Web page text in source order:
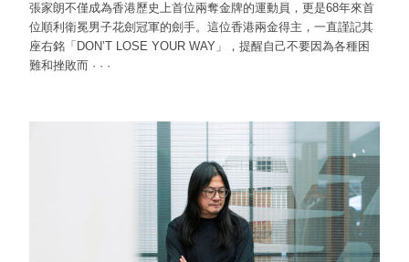
張家朗不僅成為香港歷史上首位兩奪金牌的運動員，更是68年來首
位順利衛冕男子花劍冠軍的劍手。這位香港兩金得主，一直謹記其
座右銘「DON’T LOSE YOUR WAY」，提醒自己不要因為各種困
難和挫敗而 · · ·